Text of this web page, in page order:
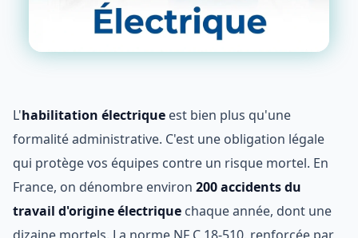
L'habilitation électrique est bien plus qu'une
formalité administrative. C'est une obligation légale
qui protège vos équipes contre un risque mortel. En
France, on dénombre environ 200 accidents du
travail d'origine électrique chaque année, dont une
dizaine mortels. La norme NF C 18-510, renforcée par